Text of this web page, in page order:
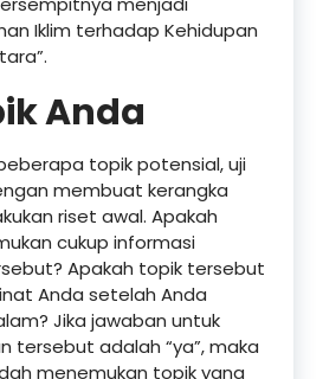
Iklim terhadap Kehidupan
Anda
topik potensial, uji
membuat kerangka
riset awal. Apakah
cukup informasi
Apakah topik tersebut
Anda setelah Anda
Jika jawaban untuk
tersebut adalah “ya”, maka
menemukan topik yang